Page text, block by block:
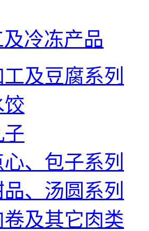
及冷冻产品
及豆腐系列
饺
子
、包子系列
、汤圆系列
及其它肉类